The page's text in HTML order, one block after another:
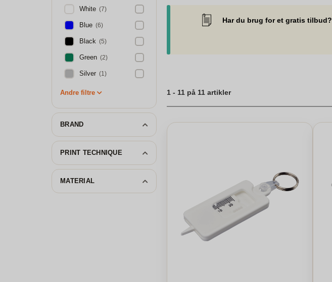
White (7)
Blue (6)
Black (5)
Green (2)
Silver (1)
Andre filtre
BRAND
PRINT TECHNIQUE
MATERIAL
de kan kombineres med dit overtøj. Veste kan
sporty valg til dem, der ønsker funktionelle og
udvalg, der leveres hurtigt og med returret, hvis
føles blødt og varmt mod huden, og de kan
syntetisk materiale med høj isoleringsevne, der
og er behageligt mod huden, hvilket gør dem til
Har du brug for et gratis tilbud?
1 - 11 på 11 artikler